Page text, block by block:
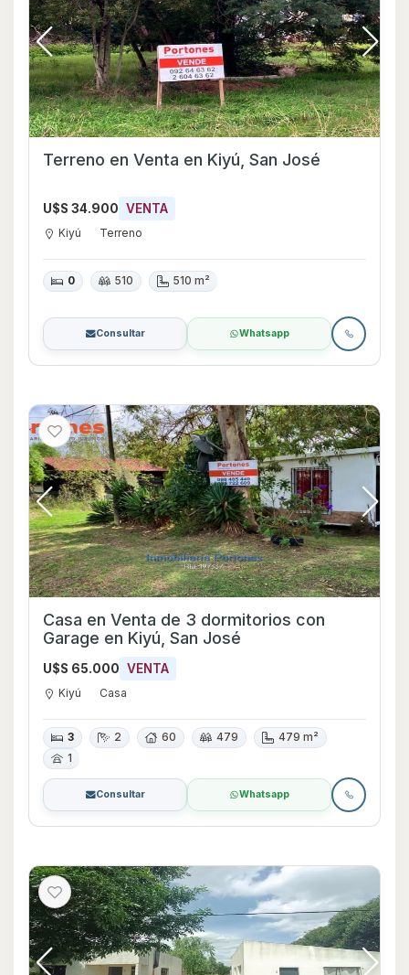
Terreno en Venta en Kiyú, San José
U$S 34.900 VENTA
Kiyú Terreno
0 510 510 m²
Consultar Whatsapp
Casa en Venta de 3 dormitorios con
Garage en Kiyú, San José
U$S 65.000 VENTA
Kiyú Casa
3 2 60 479
479 m²
1
Consultar Whatsapp